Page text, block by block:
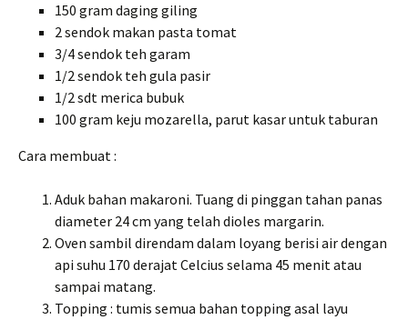
150 gram daging giling
2 sendok makan pasta tomat
3/4 sendok teh garam
1/2 sendok teh gula pasir
1/2 sdt merica bubuk
100 gram keju mozarella, parut kasar untuk taburan
Cara membuat :
Aduk bahan makaroni. Tuang di pinggan tahan panas
diameter 24 cm yang telah dioles margarin.
Oven sambil direndam dalam loyang berisi air dengan
api suhu 170 derajat Celcius selama 45 menit atau
sampai matang.
Topping : tumis semua bahan topping asal layu